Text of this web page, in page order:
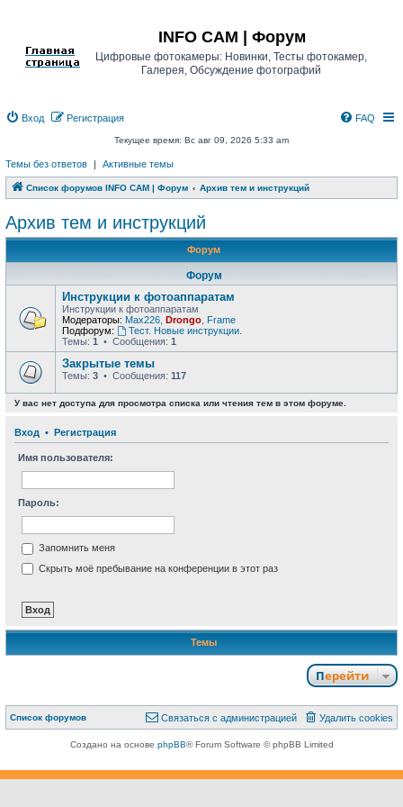
INFO CAM | Форум
Цифровые фотокамеры: Новинки, Тесты фотокамер,
Галерея, Обсуждение фотографий
Вход Регистрация FAQ
Текущее время: Вс авг 09, 2026 5:33 am
Темы без ответов | Активные темы
Список форумов INFO CAM | Форум Архив тем и инструкций
Архив тем и инструкций
Форум
Форум
Инструкции к фотоаппаратам
Инструкции к фотоаппаратам
Модераторы: Max226 Drongo Frame
Подфорум:
Тест. Новые инструкции.
Темы: 1 • Сообщения: 1
Закрытые темы
Темы: 3 • Сообщения: 117
У вас нет доступа для просмотра списка или чтения тем в этом форуме.
Вход • Регистрация
Имя пользователя:
Пароль:
Запомнить меня
Скрыть моё пребывание на конференции в этот раз
Темы
Перейти
Список форумов Удалить cookies
Связаться с
Связаться с администрацией
Создано на основе phpBB® Forum Software © phpBB Limited